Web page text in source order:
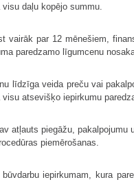
daļu kopējo summu.
vairāk par 12 mēnešiem,
paredzamo līgumcenu
līdzīga veida preču vai
atsevišķo iepirkumu
atļauts piegāžu,
piemērošanas.
iepirkumam, kura